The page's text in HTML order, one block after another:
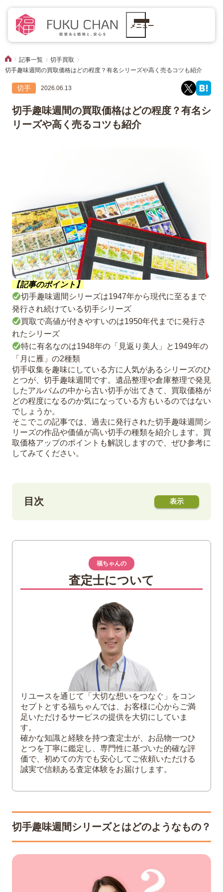
メニュー
記事一覧
切手買取
切手趣味週間の買取価格はどの程度？有名シリーズや高く売るコツも紹介
切手 2026.06.13
切手趣味週間の買取価格はどの程度？有名シ
リーズや高く売るコツも紹介
【記事のポイント】
切手趣味週間シリーズは1947年から現代に至るまで
発行され続けている切手シリーズ
買取で高値が付きやすいのは1950年代までに発行さ
れたシリーズ
特に有名なのは1948年の「見返り美人」と1949年の
「月に雁」の2種類
切手収集を趣味にしている方に人気があるシリーズのひ
とつが、切手趣味週間です。遺品整理や倉庫整理で発見
したアルバムの中から古い切手が出てきて、買取価格が
どの程度になるのか気になっている方もいるのではない
でしょうか。
そこでこの記事では、過去に発行された切手趣味週間シ
リーズの作品や価値が高い切手の種類を紹介します。買
取価格アップのポイントも解説しますので、ぜひ参考に
してみてください。
目次
【～1970年】切手趣味週間シリーズの代表
的な切手
【1947年】山下白雨
【1948年】見返り美人
【1949年】月に雁
【1955年】ビードロを吹く娘
【1956年】写楽（市川蝦蔵）
【1960年】伊勢
【1964年】源氏物語「宿木」
3
【1971年～】切手趣味週間シリーズの代表
的な切手
【1980年】春の野遊図
【2018年】風神雷神図屏風
【2020年】紅白梅図屏風
【2026年】見立源氏夕顔・台所美人
4 切手趣味週間シリーズの買取価格の目安
5
切手趣味週間シリーズの買取価格の傾向
1948年～1950年代前半のシリーズは希少
1980年代以降のシリーズは額面前後の価
福ちゃんの
査定士について
リユースを通じて「大切な想いをつなぐ」をコン
セプトとする福ちゃんでは、お客様に心からご満
足いただけるサービスの提供を大切にしていま
す。
確かな知識と経験を持つ査定士が、お品物一つひ
とつを丁寧に鑑定し、専門性に基づいた的確な評
価で、初めての方でも安心してご依頼いただける
誠実で信頼ある査定体験をお届けします。
切手趣味週間シリーズとはどのようなもの？